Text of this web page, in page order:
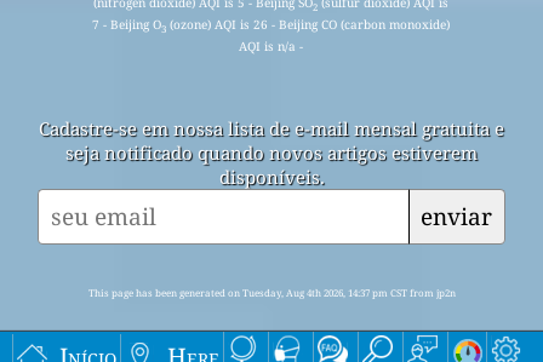
2
7 - Beijing O3 (ozone) AQI is 26 - Beijing CO (carbon monoxide)
AQI is n/a -
Cadastre-se em nossa lista de e-mail mensal gratuita e
seja notificado quando novos artigos estiverem
disponíveis.
enviar
This page has been generated on Tuesday, Aug 4th 2026, 14:37 pm CST from jp2n